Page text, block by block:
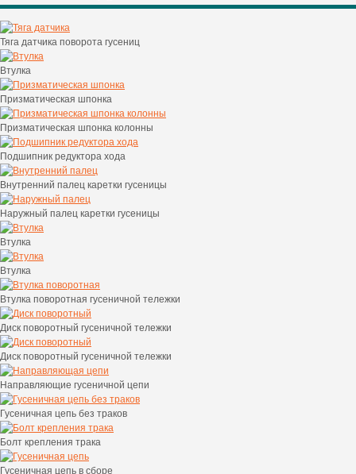
Тяга датчика поворота гусениц
Втулка
Призматическая шпонка
Призматическая шпонка колонны
Подшипник редуктора хода
Внутренний палец каретки гусеницы
Наружный палец каретки гусеницы
Втулка
Втулка
Втулка поворотная гусеничной тележки
Диск поворотный гусеничной тележки
Диск поворотный гусеничной тележки
Направляющие гусеничной цепи
Гусеничная цепь без траков
Болт крепления трака
Гусеничная цепь в сборе